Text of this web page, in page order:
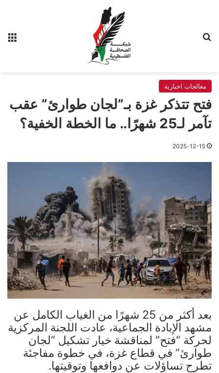
معالجات اخبارية
فتح تتذكر غزة بـ”لجان طوارئ” عقب
تآمر لـ25 شهرًا.. ما الخطة الخفية؟
2025-12-15
بعد أكثر من 25 شهرًا من الغياب الكامل عن
مشهد الإبادة الجماعية، عادت اللجنة المركزية
لحركة “فتح” لمناقشة خيار تشكيل “لجان
طوارئ” في قطاع غزة، في خطوة مفاجئة
تطرح تساؤلات عن دوافعها وتوقيتها.